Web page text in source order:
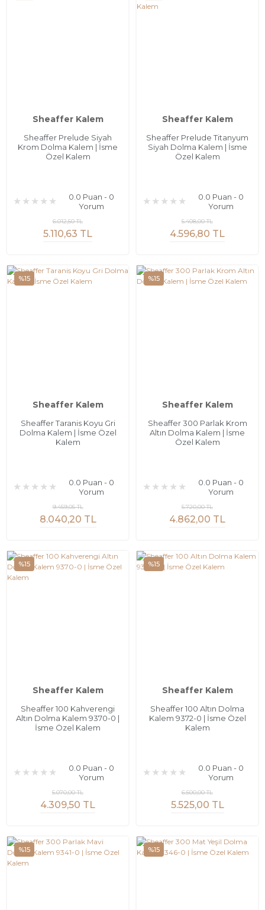
Sheaffer Kalem
Sheaffer Prelude Siyah
Krom Dolma Kalem | İsme
Özel Kalem
0.0 Puan - 0
Yorum
5.110,63 TL
6.012,50 TL
Sheaffer Kalem
Sheaffer Prelude Titanyum
Siyah Dolma Kalem | İsme
Özel Kalem
0.0 Puan - 0
Yorum
4.596,80 TL
5.408,00 TL
%15
Sheaffer Kalem
Sheaffer Taranis Koyu Gri
Dolma Kalem | İsme Özel
Kalem
0.0 Puan - 0
Yorum
8.040,20 TL
9.459,05 TL
%15
Sheaffer Kalem
Sheaffer 300 Parlak Krom
Altın Dolma Kalem | İsme
Özel Kalem
0.0 Puan - 0
Yorum
4.862,00 TL
5.720,00 TL
%15
Sheaffer Kalem
Sheaffer 100 Kahverengi
Altın Dolma Kalem 9370-0 |
İsme Özel Kalem
0.0 Puan - 0
Yorum
4.309,50 TL
5.070,00 TL
%15
Sheaffer Kalem
Sheaffer 100 Altın Dolma
Kalem 9372-0 | İsme Özel
Kalem
0.0 Puan - 0
Yorum
5.525,00 TL
6.500,00 TL
%15 %15